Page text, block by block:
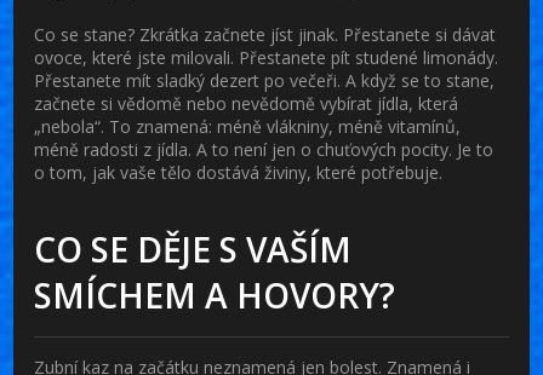
Co se stane? Zkrátka začnete jíst jinak. Přestanete si dávat
ovoce, které jste milovali. Přestanete pít studené limonády.
Přestanete mít sladký dezert po večeři. A když se to stane,
začnete si vědomě nebo nevědomě vybírat jídla, která
„nebola“. To znamená: méně vlákniny, méně vitamínů,
méně radosti z jídla. A to není jen o chuťových pocity. Je to
o tom, jak vaše tělo dostává živiny, které potřebuje.
CO SE DĚJE S VAŠÍM
SMÍCHEM A HOVORY?
Zubní kaz na začátku neznamená jen bolest. Znamená i